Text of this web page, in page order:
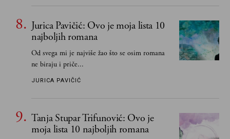
Jurica Pavičić: Ovo je moja lista 10
najboljih romana
Od svega mi je najviše žao što se osim romana
ne biraju i priče...
JURICA PAVIČIĆ
Tanja Stupar Trifunović: Ovo je
moja lista 10 najboljih romana